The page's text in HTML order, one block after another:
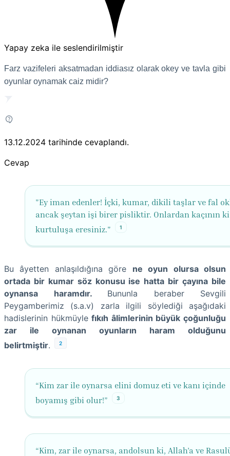
Yapay zeka ile seslendirilmiştir
Farz vazifeleri aksatmadan iddiasız olarak okey ve tavla gibi
oyunlar oynamak caiz midir?
13.12.2024 tarihinde cevaplandı.
Cevap
"Ey iman edenler! İçki, kumar, dikili taşlar ve fal
ancak şeytan işi birer pisliktir. Onlardan kaçının ki
kurtuluşa eresiniz."
1
Bu âyetten anlaşıldığına göre ne oyun olursa olsun
ortada bir kumar söz konusu ise hatta bir çayına bile
oynansa haramdır. Bununla beraber Sevgili
Peygamberimiz (s.a.v) zarla ilgili söylediği aşağıdaki
hadislerinin hükmüylefıkıh âlimlerinin büyük çoğunluğu
zar ile oynanan oyunların haram olduğunu
belirtmiştir. 2
“Kim zar ile oynarsa elini domuz eti ve kanı içinde
boyamış gibi olur!”
3
“Kim, zar ile oynarsa, andolsun ki, Allah’a ve